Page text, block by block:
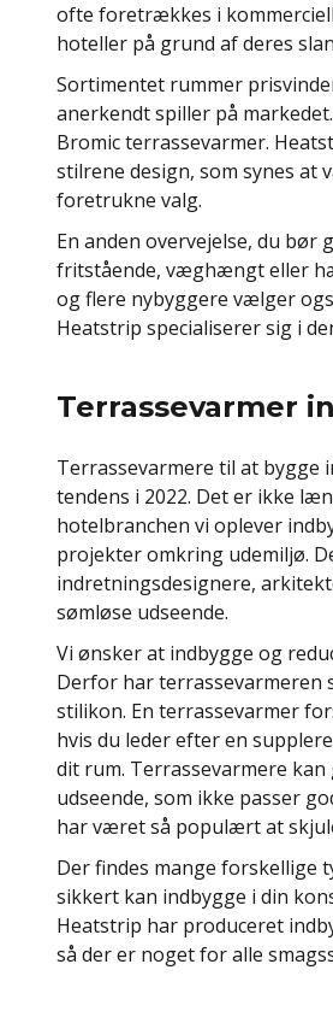
ofte foretrækkes i
hoteller på grund af deres
Sortimentet rummer
anerkendt spiller på
Bromic terrassevarmer.
stilrene design, som synes
foretrukne valg.
En anden overvejelse, du
fritstående, væghængt eller
og flere nybyggere vælger
Heatstrip specialiserer sig i
Terrassevarmer
Terrassevarmere til at
tendens i 2022. Det er ikke
hotelbranchen vi oplever
projekter omkring udemiljø.
indretningsdesignere,
sømløse udseende.
Vi ønsker at indbygge og
Derfor har terrassevarmeren
stilikon. En terrassevarmer
hvis du leder efter en
dit rum. Terrassevarmere
udseende, som ikke passer
har været så populært at
Der findes mange forskellige
sikkert kan indbygge i din
Heatstrip har produceret
så der er noget for alle